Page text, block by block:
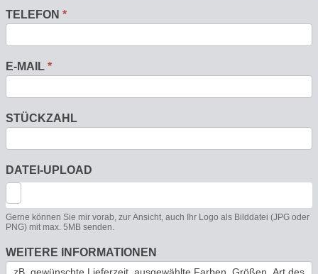
TELEFON *
E-MAIL *
STÜCKZAHL
DATEI-UPLOAD
Gerne können Sie mir vorab, zur Ansicht, auch Ihr Logo als Bilddatei (JPG oder
PNG) mit max. 5MB senden.
WEITERE INFORMATIONEN